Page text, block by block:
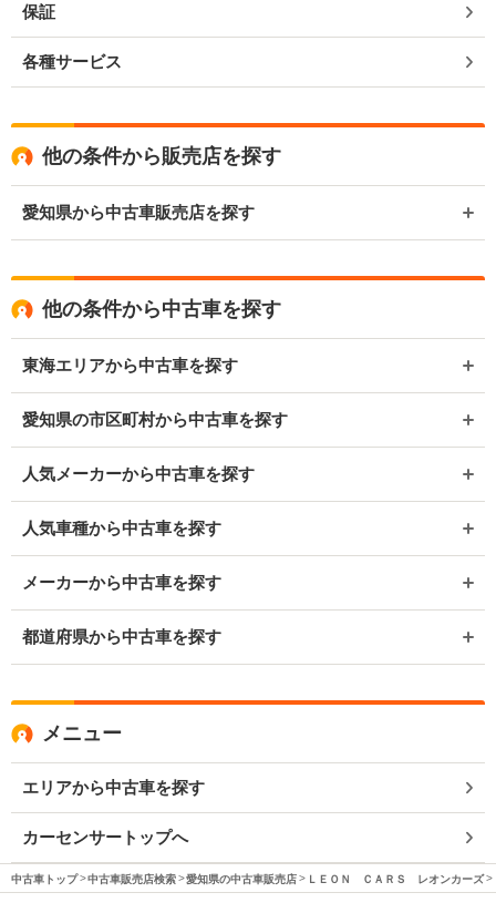
保証
各種サービス
他の条件から販売店を探す
愛知県から中古車販売店を探す
他の条件から中古車を探す
東海エリアから中古車を探す
愛知県の市区町村から中古車を探す
人気メーカーから中古車を探す
人気車種から中古車を探す
メーカーから中古車を探す
都道府県から中古車を探す
メニュー
エリアから中古車を探す
カーセンサートップへ
中古車トップ 中古車販売店検索 愛知県の中古車販売店 ＬＥＯＮ ＣＡＲＳ レオンカーズ